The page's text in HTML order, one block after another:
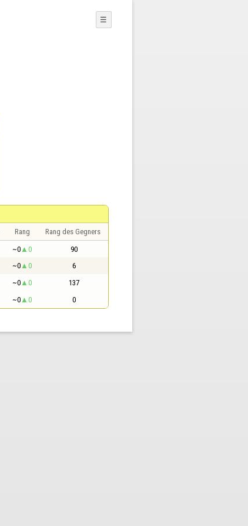
☰
Rang Rang des Gegners
~0 0 90
~0 0 6
~0 0
137
~0 0 0